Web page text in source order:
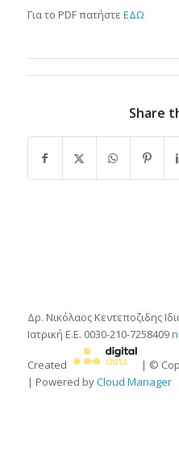
Για το PDF πατήστε ΕΔΩ
Share
Δρ. Νικόλαος Κεντεποζιδης
Ιατρική Ε.Ε. 0030-210-7258409
Created | ©
| Powered byCloud Manager